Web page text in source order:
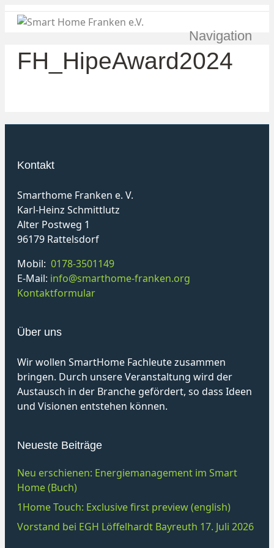
Navigation
FH_HipeAward2024
Kontakt
Smarthome Franken e. V.
Karl-Heinz Schmittlutz
Alter Postweg 1
96179 Rattelsdorf
Mobil: 0178-3501149
E-Mail: info@smarthome-franken.org
Kontaktformular
Über uns
Wir wollen SmartHome Fachleute zusammen
bringen. Durch unsere Veranstaltung wird der
Austausch in der Branche gefördert, so dass Ideen
und Visionen entstehen können.
Neueste Beiträge
Neu erschienen: Energiemanagement im Smart
Home (Buch)
1Home Touch: Exclusive first preview (english)
Vorstand bei EGH Löffelhardt Bayreuth 17. Juli 2026